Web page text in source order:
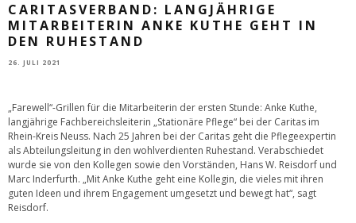
CARITASVERBAND: LANGJÄHRIGE
MITARBEITERIN ANKE KUTHE GEHT IN
DEN RUHESTAND
26. JULI 2021
„Farewell“-Grillen für die Mitarbeiterin der ersten Stunde: Anke Kuthe,
langjährige Fachbereichsleiterin „Stationäre Pflege“ bei der Caritas im
Rhein-Kreis Neuss. Nach 25 Jahren bei der Caritas geht die Pflegeexpertin
als Abteilungsleitung in den wohlverdienten Ruhestand. Verabschiedet
wurde sie von den Kollegen sowie den Vorständen, Hans W. Reisdorf und
Marc Inderfurth. „Mit Anke Kuthe geht eine Kollegin, die vieles mit ihren
guten Ideen und ihrem Engagement umgesetzt und bewegt hat“, sagt
Reisdorf.